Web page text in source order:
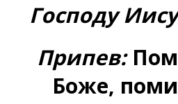
Господу
Припев:
Боже,